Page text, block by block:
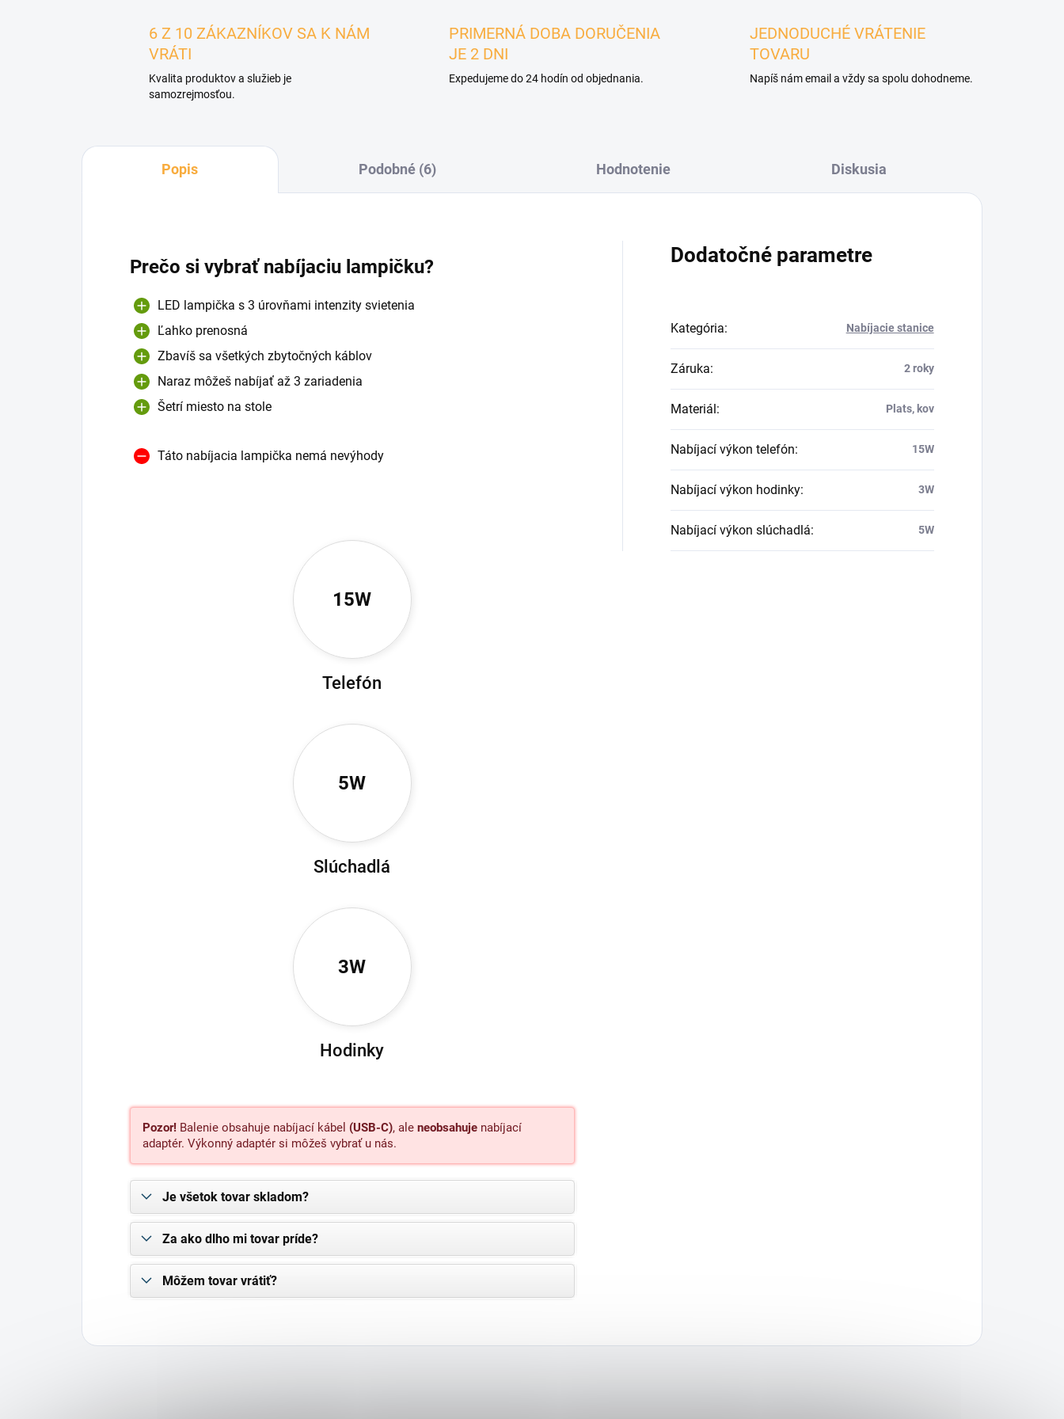
6 Z 10 ZÁKAZNÍKOV SA K NÁM
VRÁTI
Kvalita produktov a služieb je
samozrejmosťou.
PRIMERNÁ DOBA DORUČENIA
JE 2 DNI
Expedujeme do 24 hodín od objednania.
JEDNODUCHÉ VRÁTENIE
TOVARU
Napíš nám email a vždy sa spolu dohodneme.
Popis Podobné (6) Hodnotenie Diskusia
Prečo si vybrať nabíjaciu lampičku?
LED lampička s 3 úrovňami intenzity svietenia
Ľahko prenosná
Zbavíš sa všetkých zbytočných káblov
Naraz môžeš nabíjať až 3 zariadenia
Šetrí miesto na stole
Táto nabíjacia lampička nemá nevýhody
15W
Telefón
5W
Slúchadlá
3W
Hodinky
Pozor! Balenie obsahuje nabíjací kábel (USB-C), ale neobsahuje nabíjací
adaptér. Výkonný adaptér si môžeš vybrať u nás.
Je všetok tovar skladom?
Za ako dlho mi tovar príde?
Môžem tovar vrátiť?
Dodatočné parametre
Kategória: Nabíjacie stanice
Záruka: 2 roky
Materiál: Plats, kov
Nabíjací výkon telefón: 15W
Nabíjací výkon hodinky: 3W
Nabíjací výkon slúchadlá: 5W